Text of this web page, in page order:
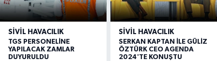
SIVIL HAVACILIK
TGS PERSONELİNE
YAPILACAK ZAMLAR
DUYURULDU
SIVIL HAVACILIK
SERKAN KAPTAN İLE GÜLİZ
ÖZTÜRK CEO AGENDA
2024'TE KONUŞTU